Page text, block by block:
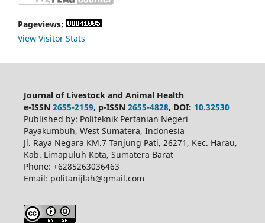
Pageviews:
View Visitor Stats
Journal of Livestock and Animal Health
e-ISSN 2655-2159, p-ISSN 2655-4828, DOI: 10.32530
Published by: Politeknik Pertanian Negeri
Payakumbuh, West Sumatera, Indonesia
Jl. Raya Negara KM.7 Tanjung Pati, 26271, Kec. Harau,
Kab. Limapuluh Kota, Sumatera Barat
Phone: +6285263036463
Email: politanijlah@gmail.com